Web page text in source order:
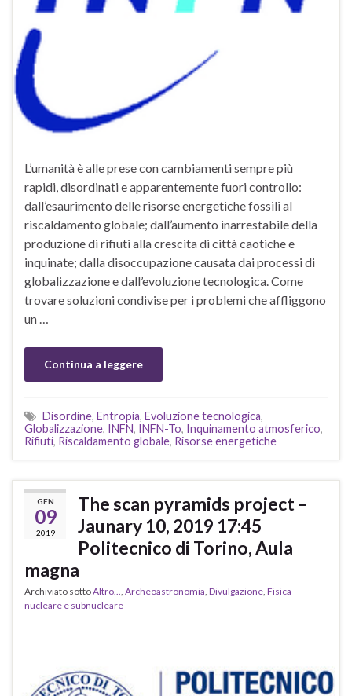
L’umanità è alle prese con cambiamenti sempre più
rapidi, disordinati e apparentemente fuori controllo:
dall’esaurimento delle risorse energetiche fossili al
riscaldamento globale; dall’aumento inarrestabile della
produzione di rifiuti alla crescita di città caotiche e
inquinate; dalla disoccupazione causata dai processi di
globalizzazione e dall’evoluzione tecnologica. Come
trovare soluzioni condivise per i problemi che affliggono
un …
Continua a leggere
Disordine, Entropia, Evoluzione tecnologica,
Globalizzazione, INFN, INFN-To, Inquinamento atmosferico,
Rifiuti, Riscaldamento globale, Risorse energetiche
GEN
09
2019
The scan pyramids project –
Jaunary 10, 2019 17:45
Politecnico di Torino, Aula
magna
Archiviato sottoAltro... Archeoastronomia Divulgazione Fisica
nucleare e subnucleare